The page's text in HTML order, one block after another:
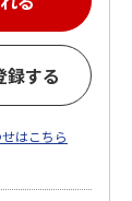
録する
はこちら